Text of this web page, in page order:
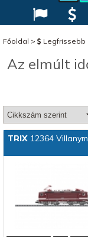
Főoldal > Legfrissebb
Az elmúlt
TRIX12364